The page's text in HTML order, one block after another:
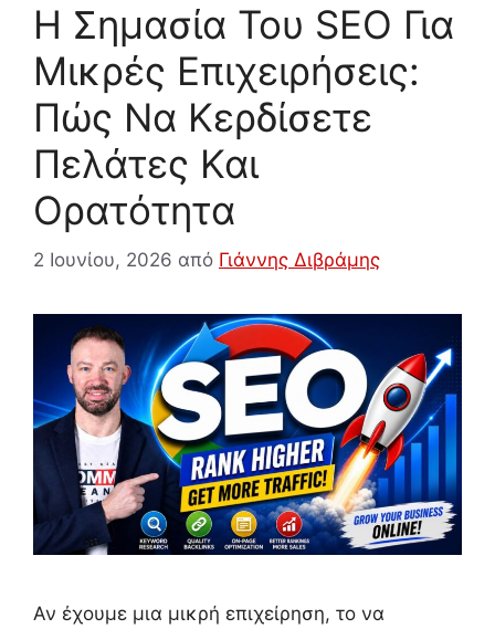
Η Σημασία Του SEO Για
Μικρές Επιχειρήσεις:
Πώς Να Κερδίσετε
Πελάτες Και
Ορατότητα
2 Ιουνίου, 2026 από Γιάννης Διβράμης
Αν έχουμε μια μικρή επιχείρηση, το να